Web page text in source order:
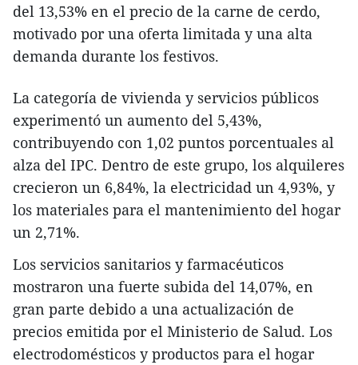
del 13,53% en el precio de la carne de cerdo,
motivado por una oferta limitada y una alta
demanda durante los festivos.
La categoría de vivienda y servicios públicos
experimentó un aumento del 5,43%,
contribuyendo con 1,02 puntos porcentuales al
alza del IPC. Dentro de este grupo, los alquileres
crecieron un 6,84%, la electricidad un 4,93%, y
los materiales para el mantenimiento del hogar
un 2,71%.
Los servicios sanitarios y farmacéuticos
mostraron una fuerte subida del 14,07%, en
gran parte debido a una actualización de
precios emitida por el Ministerio de Salud. Los
electrodomésticos y productos para el hogar